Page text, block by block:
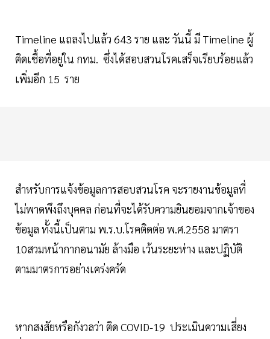
Timeline แถลงไปแล้ว 643 ราย และ วันนี้ มี Timeline ผู้
ติดเชื้อที่อยู่ใน กทม. ซึ่งได้สอบสวนโรคเสร็จเรียบร้อยแล้ว
เพิ่มอีก 15 ราย
สำหรับการแจ้งข้อมูลการสอบสวนโรค จะรายงานข้อมูลที่
ไม่พาดพึงถึงบุคคล ก่อนที่จะได้รับความยินยอมจากเจ้าของ
ข้อมูล ทั้งนี้เป็นตาม พ.ร.บ.โรคติดต่อ พ.ศ.2558 มาตรา
10สวมหน้ากากอนามัย ล้างมือ เว้นระยะห่าง และปฏิบัติ
ตามมาตรการอย่างเคร่งครัด
หากสงสัยหรือกังวลว่า ติด COVID-19 ประเมินความเสี่ยง